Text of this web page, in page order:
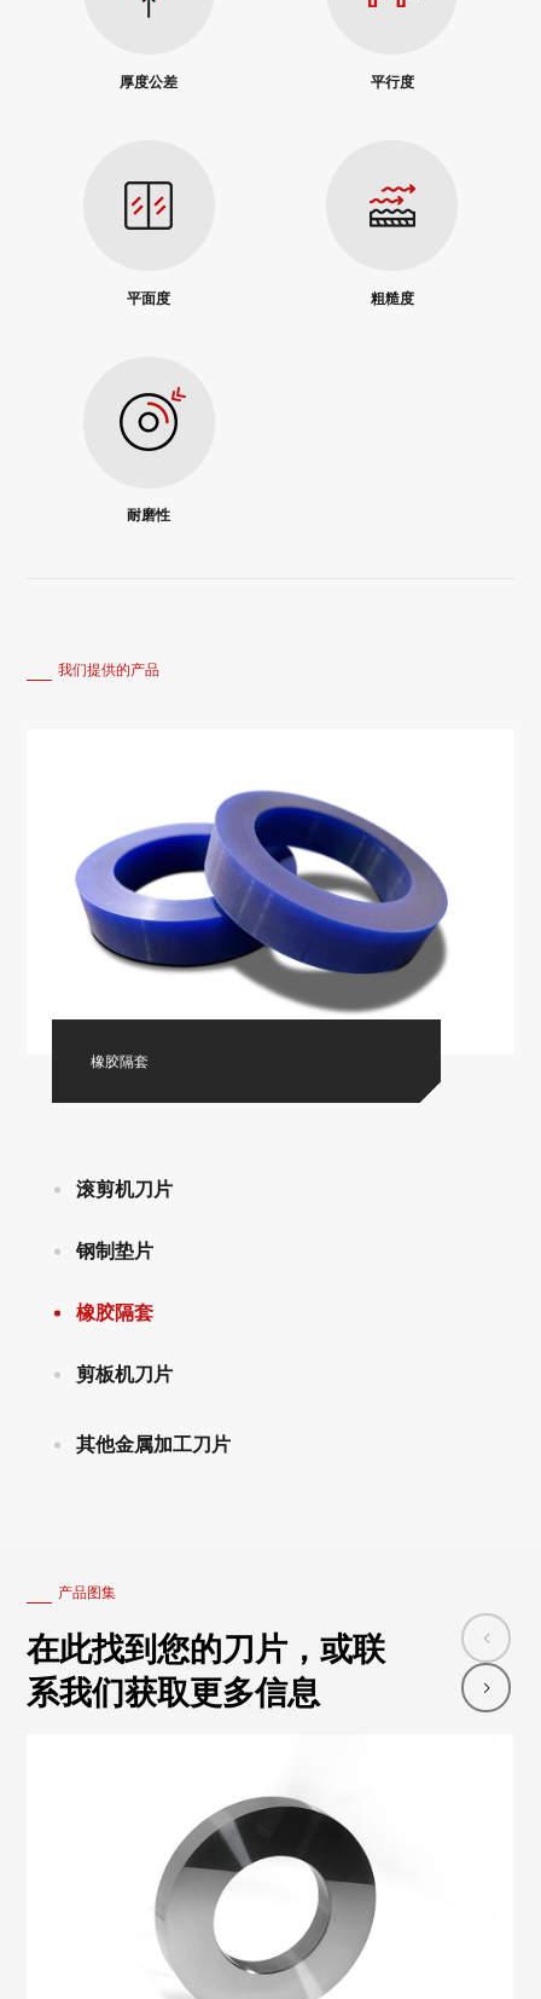
厚度公差 平行度
平面度 粗糙度
耐磨性
我们提供的产品
橡胶隔套
滚剪机刀片
钢制垫片
橡胶隔套
剪板机刀片
其他金属加工刀片
产品图集
在此找到您的刀片，或联
系我们获取更多信息